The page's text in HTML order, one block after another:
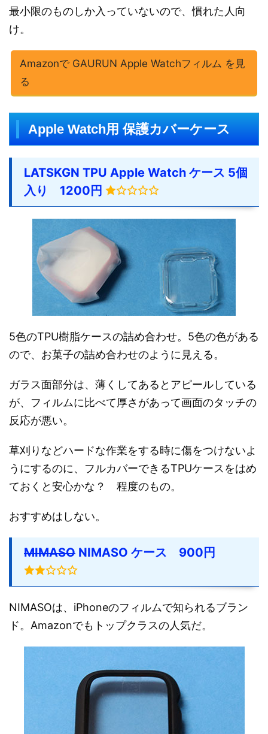
最小限のものしか入っていないので、慣れた人向
け。
Amazonで GAURUN Apple Watchフィルム を見
る
Apple Watch用 保護カバーケース
LATSKGN TPU Apple Watch ケース 5個
入り 1200円
5色のTPU樹脂ケースの詰め合わせ。5色の色がある
ので、お菓子の詰め合わせのように見える。
ガラス面部分は、薄くしてあるとアピールしている
が、フィルムに比べて厚さがあって画面のタッチの
反応が悪い。
草刈りなどハードな作業をする時に傷をつけないよ
うにするのに、フルカバーできるTPUケースをはめ
ておくと安心かな？ 程度のもの。
おすすめはしない。
MIMASO NIMASO ケース 900円
NIMASOは、iPhoneのフィルムで知られるブラン
ド。Amazonでもトップクラスの人気だ。